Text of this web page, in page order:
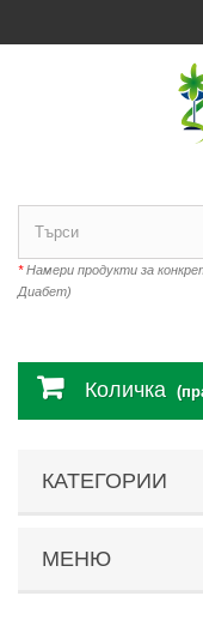
*Намери продукти за
Диабет)
Количка
КАТЕГОРИИ
МЕНЮ